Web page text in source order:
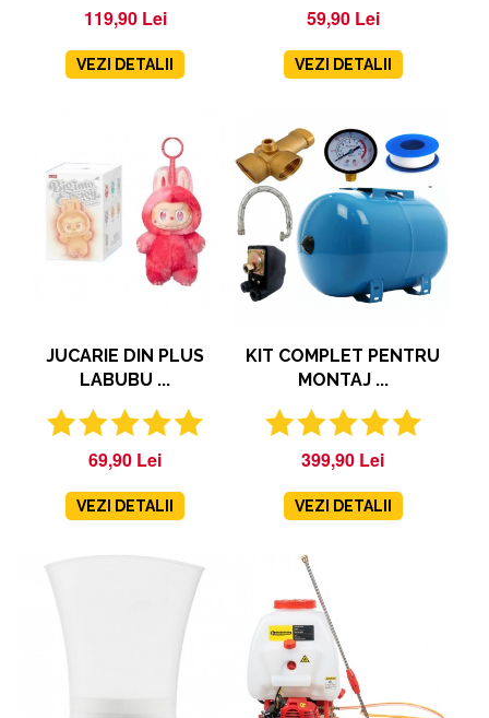
119,90 Lei
VEZI DETALII
59,90 Lei
VEZI DETALII
JUCARIE DIN PLUS
LABUBU ...
69,90 Lei
VEZI DETALII
KIT COMPLET PENTRU
MONTAJ ...
399,90 Lei
VEZI DETALII